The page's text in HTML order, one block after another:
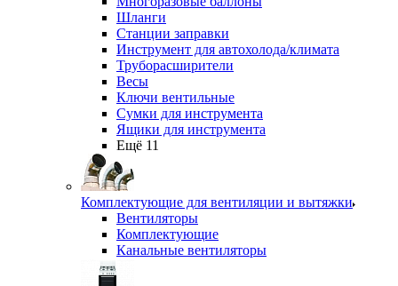
Шланги
Станции заправки
Инструмент для автохолода/климата
Труборасширители
Весы
Ключи вентильные
Сумки для инструмента
Ящики для инструмента
Ещё 11
Комплектующие для вентиляции и вытяжки
Вентиляторы
Комплектующие
Канальные вентиляторы